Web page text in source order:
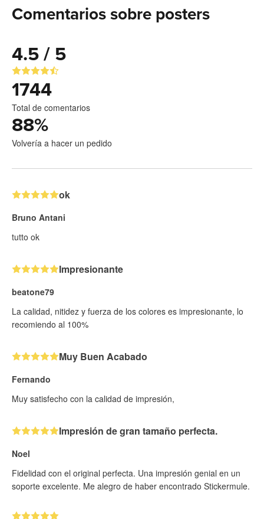
Comentarios sobre posters
4.5 / 5
1744
Total de comentarios
88%
Volvería a hacer un pedido
ok
Bruno Antani
tutto ok
Impresionante
beatone79
La calidad, nitidez y fuerza de los colores es impresionante, lo
recomiendo al 100%
Muy Buen Acabado
Fernando
Muy satisfecho con la calidad de impresión,
Impresión de gran tamaño perfecta.
Noel
Fidelidad con el original perfecta. Una impresión genial en un
soporte excelente. Me alegro de haber encontrado Stickermule.